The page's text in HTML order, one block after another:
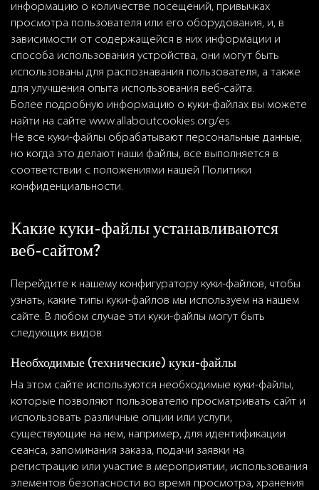
информацию о количестве посещений, привычках
просмотра пользователя или его оборудования, и, в
зависимости от содержащейся в них информации и
способа использования устройства, они могут быть
использованы для распознавания пользователя, а также
для улучшения опыта использования веб-сайта.
Более подробную информацию о куки-файлах вы можете
найти на сайте www.allaboutcookies.org/es.
Не все куки-файлы обрабатывают персональные данные,
но когда это делают наши файлы, все выполняется в
соответствии с положениями нашей Политики
конфиденциальности.
Какие куки-файлы устанавливаются
веб-сайтом?
Перейдите к нашему конфигуратору куки-файлов, чтобы
узнать, какие типы куки-файлов мы используем на нашем
сайте. В любом случае эти куки-файлы могут быть
следующих видов:
Необходимые (технические) куки-файлы
На этом сайте используются необходимые куки-файлы,
которые позволяют пользователю просматривать сайт и
использовать различные опции или услуги,
существующие на нем, например, для идентификации
сеанса, запоминания заказа, подачи заявки на
регистрацию или участие в мероприятии, использования
элементов безопасности во время просмотра, хранения